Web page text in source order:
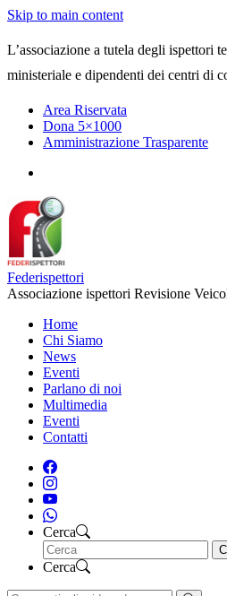
Skip to main content
L’associazione a tutela degli ispettori
ministeriale e dipendenti dei centri di
Area Riservata
Dona 5×1000
Amministrazione Trasparente
Federispettori
Associazione ispettori Revisione
Home
Chi Siamo
News
Eventi
Parlano di noi
Multimedia
Eventi
Contatti
Cerca
Cerca